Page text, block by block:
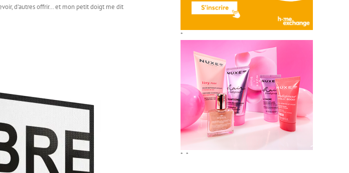
d’autres offrir… et mon petit doigt me dit
*
* *